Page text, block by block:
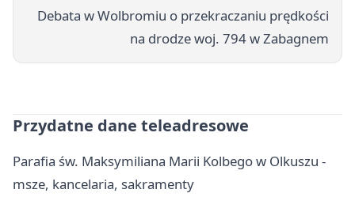
Debata w Wolbromiu o przekraczaniu prędkości
na drodze woj. 794 w Zabagnem
Przydatne dane teleadresowe
Parafia św. Maksymiliana Marii Kolbego w Olkuszu -
msze, kancelaria, sakramenty